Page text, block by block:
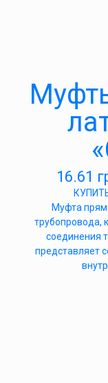
16.61
Муфта
трубопровода,
соединения
представляет